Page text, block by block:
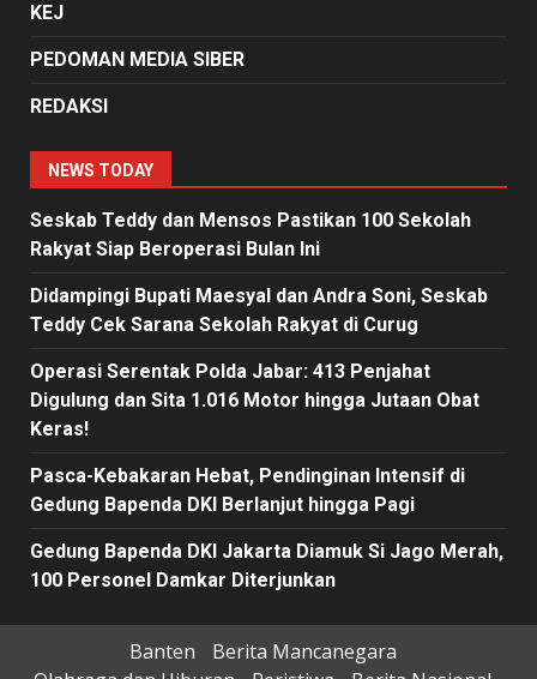
KEJ
PEDOMAN MEDIA SIBER
REDAKSI
NEWS TODAY
Seskab Teddy dan Mensos Pastikan 100 Sekolah
Rakyat Siap Beroperasi Bulan Ini
Didampingi Bupati Maesyal dan Andra Soni, Seskab
Teddy Cek Sarana Sekolah Rakyat di Curug
Operasi Serentak Polda Jabar: 413 Penjahat
Digulung dan Sita 1.016 Motor hingga Jutaan Obat
Keras!
Pasca-Kebakaran Hebat, Pendinginan Intensif di
Gedung Bapenda DKI Berlanjut hingga Pagi
Gedung Bapenda DKI Jakarta Diamuk Si Jago Merah,
100 Personel Damkar Diterjunkan
Banten
Berita Mancanegara